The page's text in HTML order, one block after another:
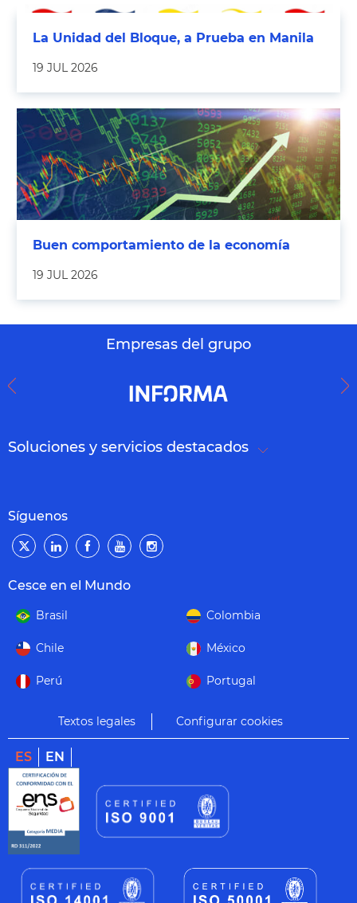
La Unidad del Bloque, a Prueba en Manila
19 JUL 2026
Buen comportamiento de la economía
19 JUL 2026
Empresas del grupo
Soluciones y servicios destacados
Síguenos
Cesce en el Mundo
Brasil Colombia
Chile México
Perú Portugal
Textos legales Configurar cookies
ES EN